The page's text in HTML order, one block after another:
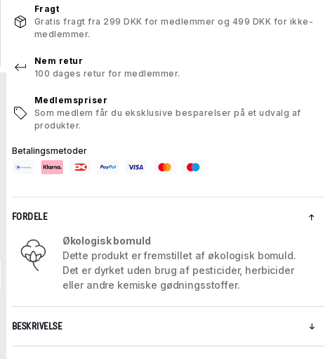
Fragt
Gratis fragt fra 299 DKK for medlemmer og 499 DKK for ikke-
medlemmer.
Nem retur
100 dages retur for medlemmer.
Medlemspriser
Som medlem får du eksklusive besparelser på et udvalg af
produkter.
Betalingsmetoder
FORDELE
Økologisk bomuld
Dette produkt er fremstillet af økologisk bomuld.
Det er dyrket uden brug af pesticider, herbicider
eller andre kemiske gødningsstoffer.
BESKRIVELSE